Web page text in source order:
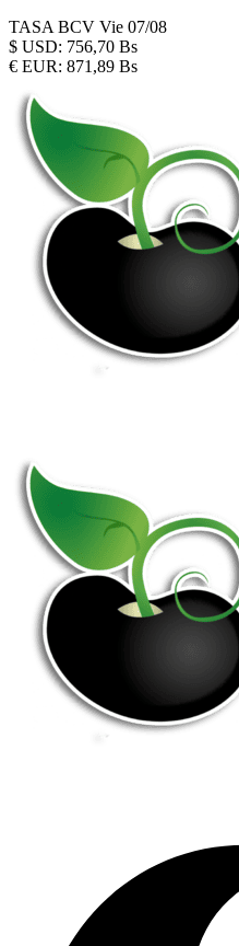
TASA BCV Vie 07/08
$ USD: 756,70 Bs
€ EUR: 871,89 Bs